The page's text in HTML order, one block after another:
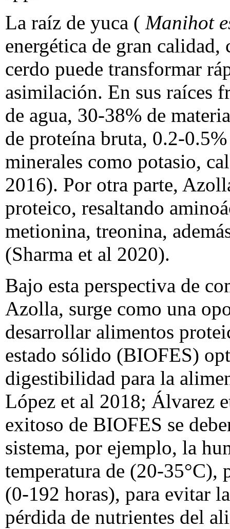
La raíz de yuca ( Manihot
energética de gran
cerdo puede transformar
asimilación. En sus raíces
de agua, 30-38% de
de proteína bruta, 0.2-
minerales como potasio,
2016). Por otra parte,
proteico, resaltando
metionina, treonina,
(Sharma et al 2020).
Bajo esta perspectiva de
Azolla, surge como una
desarrollar alimentos
estado sólido (BIOFES)
digestibilidad para la
López et al 2018; Álvarez
exitoso de BIOFES se
sistema, por ejemplo, la
temperatura de (20-
(0-192 horas), para evitar
pérdida de nutrientes del